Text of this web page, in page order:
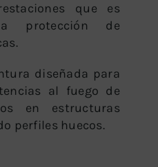
que es
protección de
diseñada para
al fuego de
en estructuras
perfiles huecos.